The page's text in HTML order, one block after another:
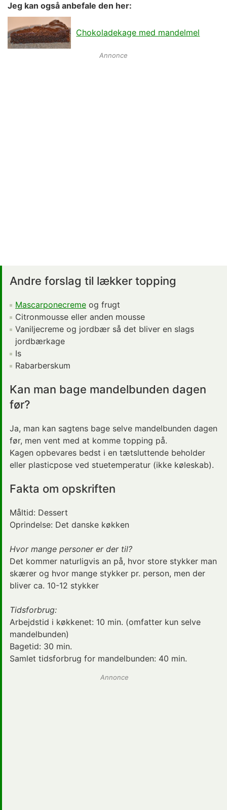
Jeg kan også anbefale den her:
Chokoladekage med mandelmel
Annonce
Andre forslag til lækker topping
Mascarponecreme og frugt
Citronmousse eller anden mousse
Vaniljecreme og jordbær så det bliver en slags
jordbærkage
Is
Rabarberskum
Kan man bage mandelbunden dagen
før?
Ja, man kan sagtens bage selve mandelbunden dagen
før, men vent med at komme topping på.
Kagen opbevares bedst i en tætsluttende beholder
eller plasticpose ved stuetemperatur (ikke køleskab).
Fakta om opskriften
Måltid: Dessert
Oprindelse: Det danske køkken
Hvor mange personer er der til?
Det kommer naturligvis an på, hvor store stykker man
skærer og hvor mange stykker pr. person, men der
bliver ca. 10-12 stykker
Tidsforbrug:
Arbejdstid i køkkenet: 10 min. (omfatter kun selve
mandelbunden)
Bagetid: 30 min.
Samlet tidsforbrug for mandelbunden: 40 min.
Annonce